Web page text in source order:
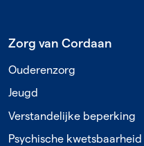
Zorg van Cordaan
Ouderenzorg
Jeugd
Verstandelijke beperking
Psychische kwetsbaarheid